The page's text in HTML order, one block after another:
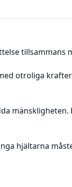
tillsammans
otroliga
hjältarna